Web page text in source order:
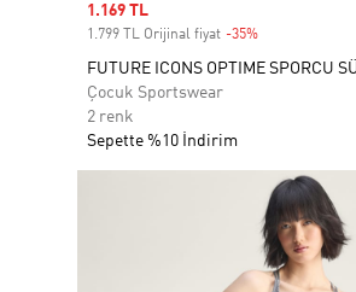
Sale price
1.169 TL
1.799 TL Orijinal fiyat -35%
FUTURE ICONS OPTIME SPORCU
Çocuk Sportswear
2 renk
Sepette %10 İndirim